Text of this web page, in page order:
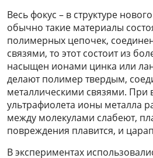
Весь фокус – в структуре
обычно такие материалы
полимерных цепочек,
связями, то этот состоит из
насыщен ионами цинка или
делают полимер твердым,
металлическими связями. При
ультрафиолета ионы металла
между молекулами слабеют,
повреждения плавится, и
В экспериментах